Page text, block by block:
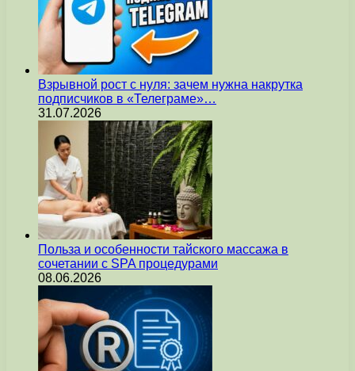
Взрывной рост с нуля: зачем нужна накрутка
подписчиков в «Телеграме»…
31.07.2026
Польза и особенности тайского массажа в
сочетании с SPA процедурами
08.06.2026